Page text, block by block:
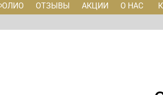
ОТЗЫВЫ АКЦИИ О НАС